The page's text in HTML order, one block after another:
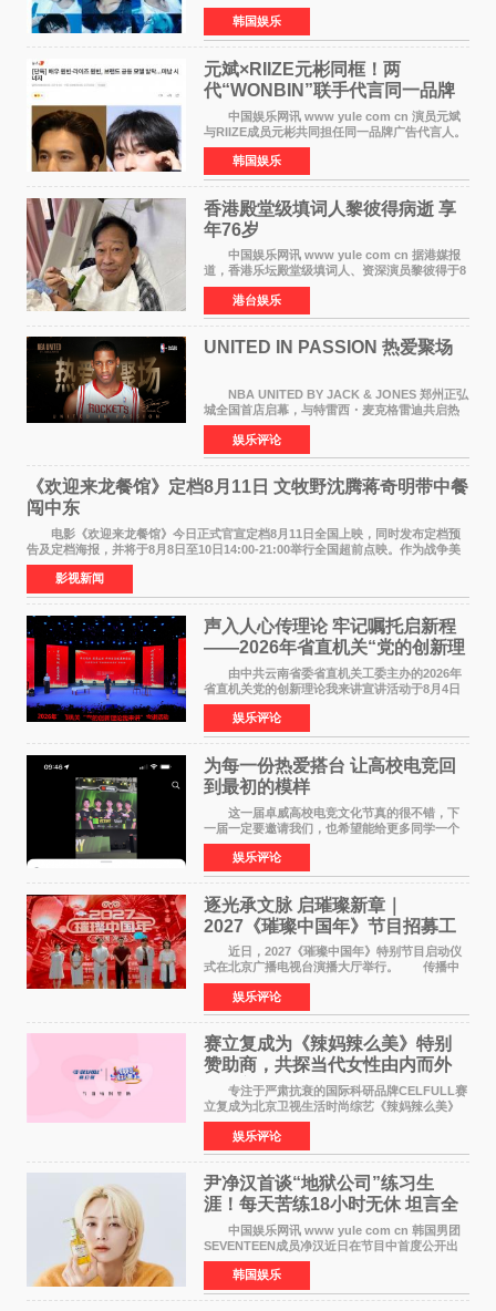
BOYZ组合活动，并且已经完成了组合团体活动
签约。目前正在新生厂牌下进行活动准备。尚未
离开THE BOYZ原所
韩国娱乐
元斌×RIIZE元彬同框！两
代“WONBIN”联手代言同一品牌
颜值天花板合体
中国娱乐网讯 www yule com cn 演员元斌
与RIIZE成员元彬共同担任同一品牌广告代言人。
6日据独家报道，继演员元斌之后，RIIZE元彬最
近也被选为某在线中介平台A公司的共同广告代言
人，两人将作
韩国娱乐
香港殿堂级填词人黎彼得病逝 享
年76岁​
中国娱乐网讯 www yule com cn 据港媒报
道，香港乐坛殿堂级填词人、资深演员黎彼得于8
月5日上午因病离世，终年76岁。好友钟志光透
露，黎彼得今年3月中风后便卧床休养，身体机能
持续衰退，最
港台娱乐
UNITED IN PASSION 热爱聚场
NBA UNITED BY JACK & JONES 郑州正弘
城全国首店启幕，与特雷西・麦克格雷迪共启热
爱 2026 年7 月21 日，
NBAUNITEDBYJACK&JONES 全国首店，于郑
州正弘城正式启幕。NBA 传奇球星
娱乐评论
《欢迎来龙餐馆》定档8月11日 文牧野沈腾蒋奇明带中餐
闯中东
电影《欢迎来龙餐馆》今日正式官宣定档8月11日全国上映，同时发布定档预
告及定档海报，并将于8月8日至10日14:00-21:00举行全国超前点映。作为战争美
食大片，影片讲述的是中国厨师徐福（沈腾
影视新闻
声入人心传理论 牢记嘱托启新程
——2026年省直机关“党的创新理
论我来讲”宣讲活动圆满落幕
由中共云南省委省直机关工委主办的2026年
省直机关党的创新理论我来讲宣讲活动于8月4日
至5日在昆明举办。活动以 "牢记嘱托 感恩奋进
开创云南发展新局面 "为主题，坚持以新时代中国
特色社会主义
娱乐评论
为每一份热爱搭台 让高校电竞回
到最初的模样
这一届卓威高校电竞文化节真的很不错，下
一届一定要邀请我们，也希望能给更多同学一个
来到现场的机会。 2026卓威高校电竞文化节
已经落下帷幕，在活动结束后，仍有不少高校电
竞社负责人和现
娱乐评论
逐光承文脉 启璀璨新章｜
2027《璀璨中国年》节目招募工
作圆满启动
近日，2027《璀璨中国年》特别节目启动仪
式在北京广播电视台演播大厅举行。 传播中
华优秀传统文化，弘扬纯正国风艺术，打造高规
格、高质感、正能量的文艺盛典，是璀璨中国年
矢志不渝的初心
娱乐评论
赛立复成为《辣妈辣么美》特别
赞助商，共探当代女性由内而外
活力美
专注于严肃抗衰的国际科研品牌CELFULL赛
立复成为北京卫视生活时尚综艺《辣妈辣么美》
的特别赞助商,明星辣妈袁咏仪倾情参与，向广大
都市女性传递健康生活新主张，寄语当代女性在
家庭与自我之间
娱乐评论
尹净汉首谈“地狱公司”练习生
涯！每天苦练18小时无休 坦言全
靠成员撑过来
中国娱乐网讯 www yule com cn 韩国男团
SEVENTEEN成员净汉近日在节目中首度公开出
道前的残酷练习生经历，并提及经纪公司Pledis
娱乐，引发广泛关注。 在8月2日播出的日本
TBS综艺节目《周
韩国娱乐